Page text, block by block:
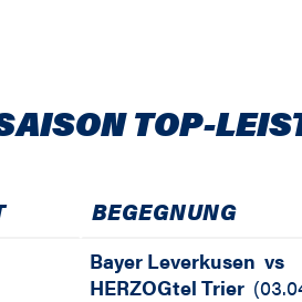
TOP-
BEGEGNUNG
Bayer Leverkusen vs
HERZOGtel Trier (